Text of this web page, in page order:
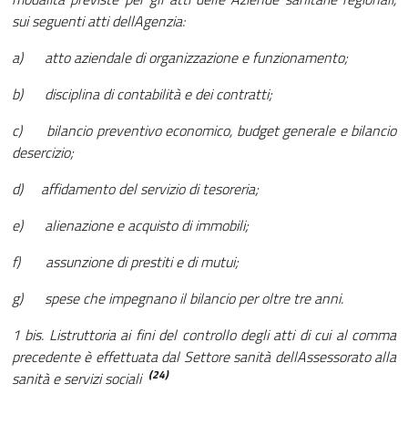
sui seguenti atti dellAgenzia:
a) atto aziendale di organizzazione e funzionamento;
b) disciplina di contabilità e dei contratti;
c) bilancio preventivo economico, budget generale e bilancio
desercizio;
d) affidamento del servizio di tesoreria;
e) alienazione e acquisto di immobili;
f) assunzione di prestiti e di mutui;
g) spese che impegnano il bilancio per oltre tre anni.
1 bis. Listruttoria ai fini del controllo degli atti di cui al comma
precedente è effettuata dal Settore sanità dellAssessorato alla
sanità e servizi sociali (24)